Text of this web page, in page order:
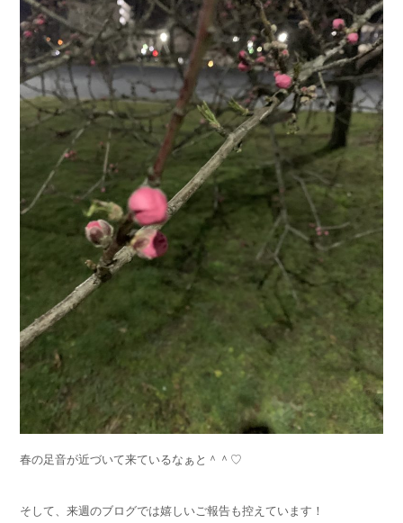
春の足音が近づいて来ているなぁと＾＾♡
そして、来週のブログでは嬉しいご報告も控えています！